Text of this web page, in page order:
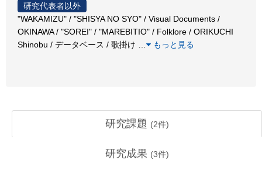
研究代表者以外
"WAKAMIZU" / "SHISYA NO SYO" / Visual Documents /
OKINAWA / "SOREI" / "MAREBITIO" / Folklore / ORIKUCHI
Shinobu / データベース / 歌掛け
もっと見る
研究課題 (2件)
研究成果 (3件)